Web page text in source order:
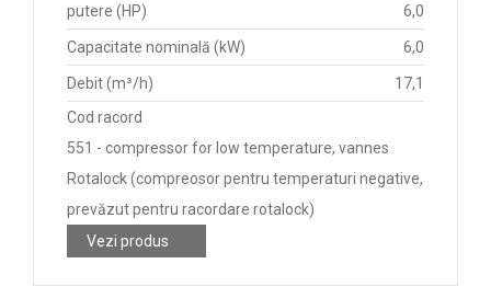
putere (HP)
6,0
Capacitate nominală (kW) 6,0
Debit (m³/h)
17,1
Cod racord
551 - compressor for low temperature, vannes
Rotalock (compreosor pentru temperaturi negative,
prevăzut pentru racordare rotalock)
Vezi produs